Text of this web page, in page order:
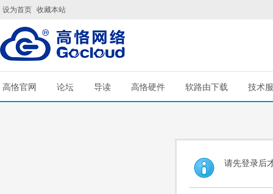
设为首页 收藏本站
高恪官网 论坛 导读 高恪硬件 软路由下载 技术
请先登录后